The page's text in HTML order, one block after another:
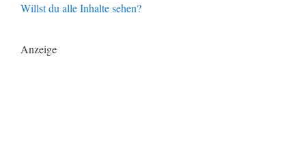
Willst du alle Inhalte sehen?
Anzeige